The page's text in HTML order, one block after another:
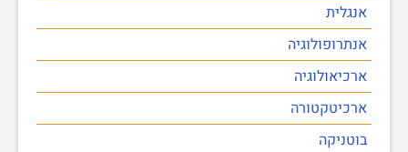
אנגלית
אנתרופולוגיה
ארכיאולוגיה
ארכיטקטורה
בוטניקה